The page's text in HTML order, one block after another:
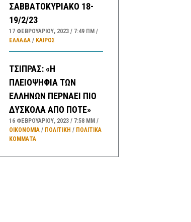
ΣΑΒΒΑΤΟΚΥΡΙΑΚΟ 18-
19/2/23
17 ΦΕΒΡΟΥΑΡΊΟΥ, 2023 7:49 ΠΜ
ΕΛΛΑΔA/ ΚΑΙΡΌΣ
ΤΣΙΠΡΑΣ: «Η
ΠΛΕΙΟΨΗΦΙΑ ΤΩΝ
ΕΛΛΗΝΩΝ ΠΕΡΝΑΕΙ ΠΙΟ
ΔΥΣΚΟΛΑ ΑΠΟ ΠΟΤΕ»
16 ΦΕΒΡΟΥΑΡΊΟΥ, 2023 7:58 ΜΜ
ΟΙΚΟΝΟΜΙΑ/ ΠΟΛΙΤΙΚΗ / ΠΟΛΙΤΙΚΆ
ΚΌΜΜΑΤΑ